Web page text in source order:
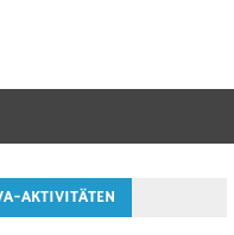
AKTIVITÄTEN